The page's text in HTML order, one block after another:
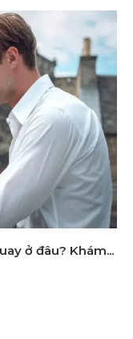
ở đâu? Khám...